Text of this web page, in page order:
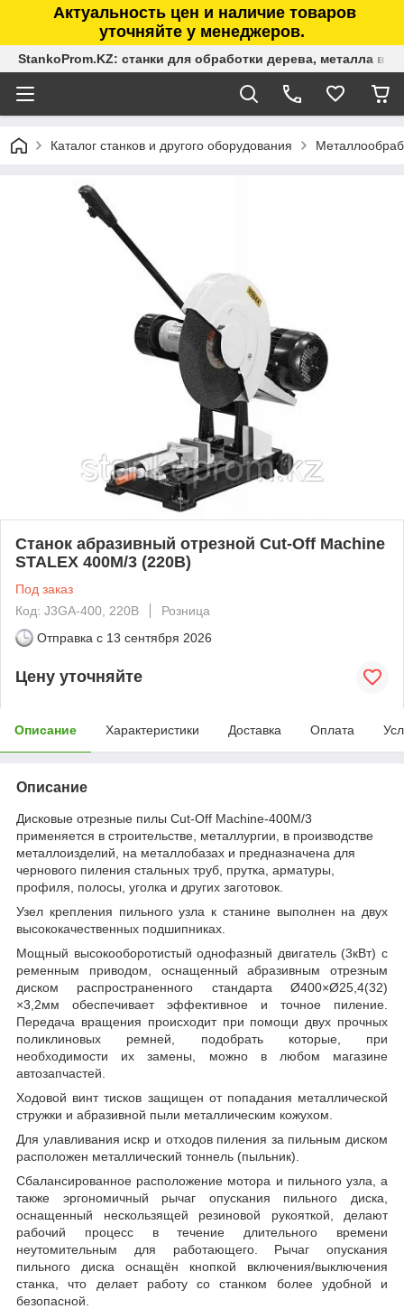
Актуальность цен и наличие товаров
уточняйте у менеджеров.
StankoProm.KZ: станки для обработки дерева, металла в
Каталог станков и другого оборудования
Станок абразивный отрезной Cut-Off Machine
STALEX 400M/3 (220В)
Под заказ
Код: J3GA-400, 220В
Розница
Отправка с 13 сентября 2026
Цену уточняйте
Описание Характеристики Доставка Оплата
Описание
Дисковые отрезные пилы Cut-Off Machine-400М/3
применяется в строительстве, металлургии, в производстве
металлоизделий, на металлобазах и предназначена для
чернового пиления стальных труб, прутка, арматуры,
профиля, полосы, уголка и других заготовок.
Узел крепления пильного узла к станине выполнен на двух
высококачественных подшипниках.
Мощный высокооборотистый однофазный двигатель (3кВт) с
ременным приводом, оснащенный абразивным отрезным
диском распространенного стандарта Ø400×Ø25,4(32)
×3,2мм обеспечивает эффективное и точное пиление.
Передача вращения происходит при помощи двух прочных
поликлиновых ремней, подобрать которые, при
необходимости их замены, можно в любом магазине
автозапчастей.
Ходовой винт тисков защищен от попадания металлической
стружки и абразивной пыли металлическим кожухом.
Для улавливания искр и отходов пиления за пильным диском
расположен металлический тоннель (пыльник).
Сбалансированное расположение мотора и пильного узла, а
также эргономичный рычаг опускания пильного диска,
оснащенный нескользящей резиновой рукояткой, делают
рабочий процесс в течение длительного времени
неутомительным для работающего. Рычаг опускания
пильного диска оснащён кнопкой включения/выключения
станка, что делает работу со станком более удобной и
безопасной.